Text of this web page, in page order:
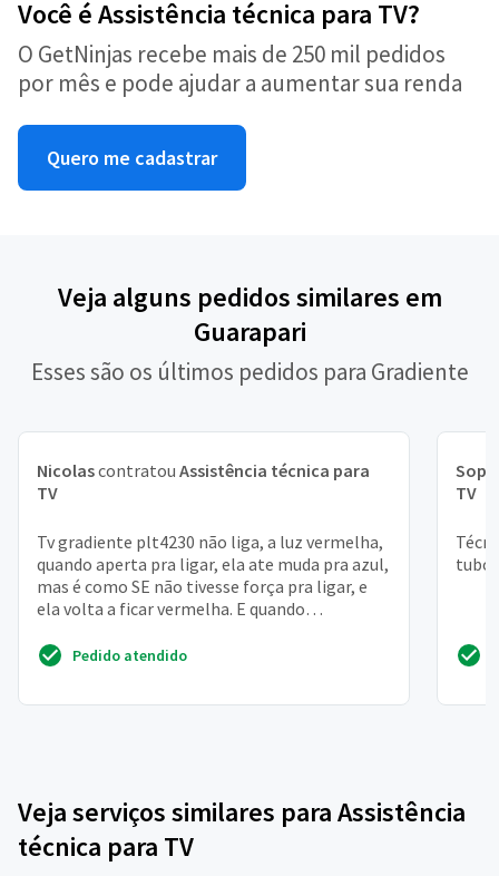
Você é Assistência técnica para TV?
O GetNinjas recebe mais de 250 mil pedidos
por mês e pode ajudar a aumentar sua renda
Quero me cadastrar
Veja alguns pedidos similares em
Guarapari
Esses são os últimos pedidos para Gradiente
Nicolascontratou Assistência técnica para
TV
Tv gradiente plt4230 não liga, a luz vermelha,
quando aperta pra ligar, ela ate muda pra azul,
mas é como SE não tivesse força pra ligar, e
ela volta a ficar vermelha. E quando
Pedido atendido
TV
tubo
Veja serviços similares para Assistência
técnica para TV